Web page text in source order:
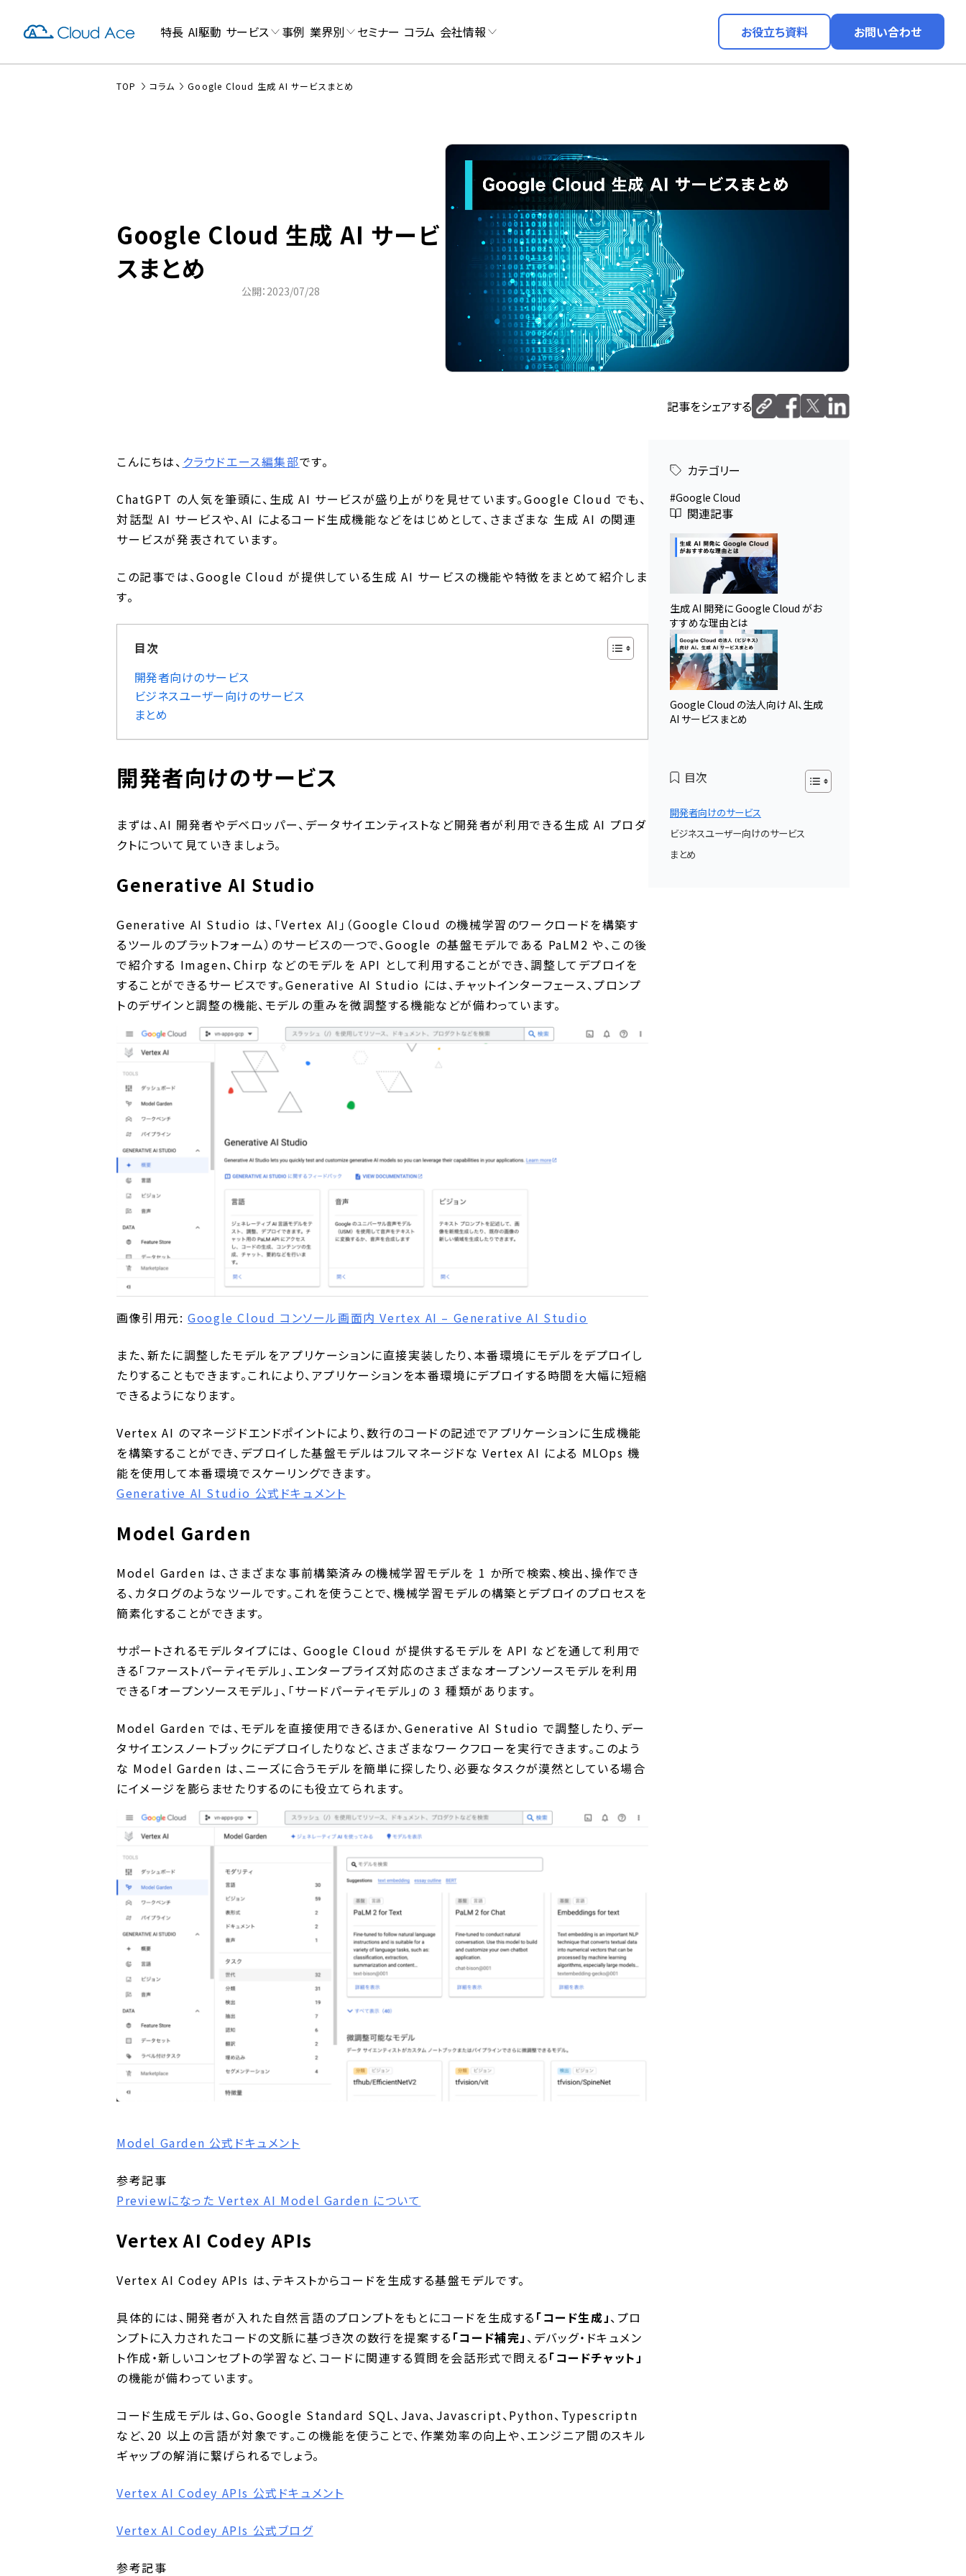
特長 AI駆動 サービス 事例 業界別 セミナー コラム 会社情報 お役立ち資料 お問い合わせ
TOP コラム Google Cloud 生成 AI サービスまとめ
Google Cloud 生成 AI サービ
スまとめ
公開：2023/07/28
記事をシェアする
こんにちは、 クラウドエース編集部です。
ChatGPT の人気を筆頭に、生成 AI サービスが盛り上がりを見せています。Google Cloud でも、
対話型 AI サービスや、AI によるコード生成機能などをはじめとして、さまざまな 生成 AI の関連
サービスが発表されています。
この記事では、Google Cloud が提供している生成 AI サービスの機能や特徴をまとめて紹介しま
す。
目次
開発者向けのサービス
ビジネスユーザー向けのサービス
まとめ
開発者向けのサービス
まずは、AI 開発者やデベロッパー、データサイエンティストなど開発者が利用できる生成 AI プロダ
クトについて見ていきましょう。
Generative AI Studio
Generative AI Studio は、「Vertex AI」（Google Cloud の機械学習のワークロードを構築す
るツールのプラットフォーム）のサービスの一つで、Google の基盤モデルである PaLM2 や、この後
で紹介する Imagen、Chirp などのモデルを API として利用することができ、調整してデプロイを
することができるサービスです。Generative AI Studio には、チャットインターフェース、プロンプ
トのデザインと調整の機能、モデルの重みを微調整する機能などが備わっています。
画像引用元:Google Cloud コンソール画面内 Vertex AI – Generative AI Studio
また、新たに調整したモデルをアプリケーションに直接実装したり、本番環境にモデルをデプロイし
たりすることもできます。これにより、アプリケーションを本番環境にデプロイする時間を大幅に短縮
できるようになります。
Vertex AI のマネージドエンドポイントにより、数行のコードの記述でアプリケーションに生成機能
を構築することができ、デプロイした基盤モデルはフルマネージドな Vertex AI による MLOps 機
能を使用して本番環境でスケーリングできます。
Generative AI Studio 公式ドキュメント
Model Garden
Model Garden は、さまざまな事前構築済みの機械学習モデルを 1 か所で検索、検出、操作でき
る、カタログのようなツールです。これを使うことで、機械学習モデルの構築とデプロイのプロセスを
簡素化することができます。
サポートされるモデルタイプには、 Google Cloud が提供するモデルを API などを通して利用で
きる「ファーストパーティモデル」、エンタープライズ対応のさまざまなオープンソースモデルを利用
できる「オープンソースモデル」、「サードパーティモデル」の 3 種類があります。
Model Garden では、モデルを直接使用できるほか、Generative AI Studio で調整したり、デー
タサイエンスノートブックにデプロイしたりなど、さまざまなワークフローを実行できます。このよう
な Model Garden は、ニーズに合うモデルを簡単に探したり、必要なタスクが漠然としている場合
にイメージを膨らませたりするのにも役立てられます。
Model Garden 公式ドキュメント
参考記事
Previewになった Vertex AI Model Garden について
Vertex AI Codey APIs
Vertex AI Codey APIs は、テキストからコードを生成する基盤モデルです。
具体的には、開発者が入れた自然言語のプロンプトをもとにコードを生成する 「コード生成」、プロ
ンプトに入力されたコードの文脈に基づき次の数行を提案する 「コード補完」 、デバッグ・ドキュメン
ト作成・新しいコンセプトの学習など、コードに関連する質問を会話形式で問える「コードチャット」
の機能が備わっています。
コード生成モデルは、Go、Google Standard SQL、Java、Javascript、Python、Typescriptn
など、20 以上の言語が対象です。この機能を使うことで、作業効率の向上や、エンジニア間のスキル
ギャップの解消に繋げられるでしょう。
Vertex AI Codey APIs 公式ドキュメント
Vertex AI Codey APIs 公式ブログ
参考記事
カテゴリー
Google Cloud
関連記事
生成 AI 開発に Google Cloud がお
すすめな理由とは
Google Cloud の法人向け AI、生成
AI サービスまとめ
目次
開発者向けのサービス
ビジネスユーザー向けのサービス
まとめ